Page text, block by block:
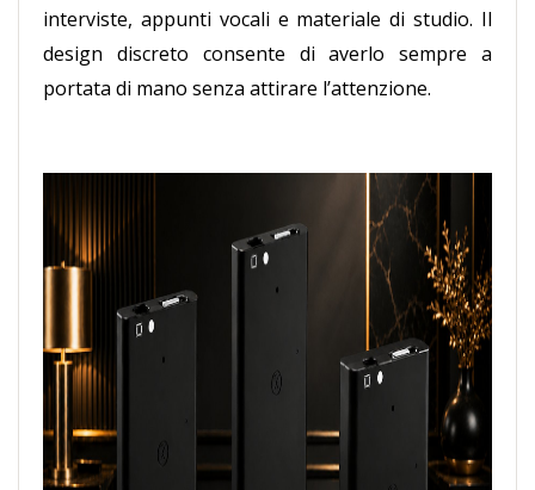
interviste, appunti vocali e materiale di studio. Il
design discreto consente di averlo sempre a
portata di mano senza attirare l’attenzione.